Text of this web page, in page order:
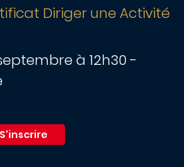
Diriger une Activité
à 12h30 -
S'inscrire